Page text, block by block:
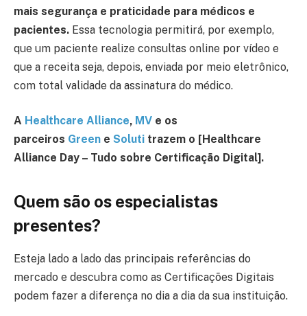
mais segurança e praticidade para médicos e
pacientes. Essa tecnologia permitirá, por exemplo,
que um paciente realize consultas online por vídeo e
que a receita seja, depois, enviada por meio eletrônico,
com total validade da assinatura do médico.
A Healthcare Alliance, MV e os
parceiros Green e Soluti trazem o [Healthcare
Alliance Day – Tudo sobre Certificação Digital].
Quem são os especialistas
presentes?
Esteja lado a lado das principais referências do
mercado e descubra como as Certificações Digitais
podem fazer a diferença no dia a dia da sua instituição.